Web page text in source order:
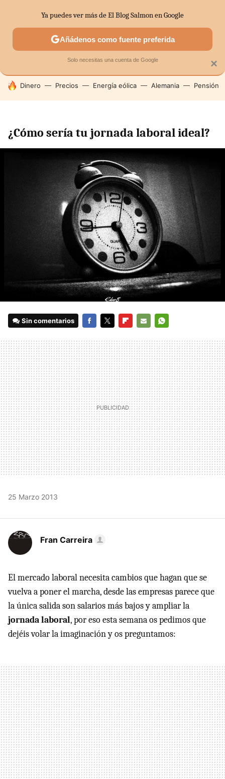
SECTORES ECONOMÍA DOMÉSTICA MERCADOS
HOY SE HABLA DE
Dinero Precios Energía eólica Alemania Pensión
¿Cómo sería tu jornada laboral ideal?
Sin comentarios
MAIL
25 Marzo 2013
Fran Carreira
El mercado laboral necesita cambios que hagan que se
vuelva a poner el marcha, desde las empresas parece que
la única salida son salarios más bajos y ampliar la
jornada laboral, por eso esta semana os pedimos que
dejéis volar la imaginación y os preguntamos:
×
Ya puedes ver más de El Blog Salmon en Google
Añádenos como fuente preferida
Solo necesitas una cuenta de Google